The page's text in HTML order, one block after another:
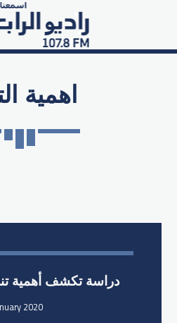
اهمية
دراسة تكشف أهمية
2020